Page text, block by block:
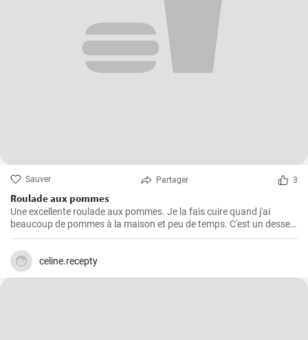
Sauver Partager 3
Roulade aux pommes
Une excellente roulade aux pommes. Je la fais cuire quand j'ai
beaucoup de pommes à la maison et peu de temps. C'est un dessert
rapide et facile qui plait toujours.
celine.recepty